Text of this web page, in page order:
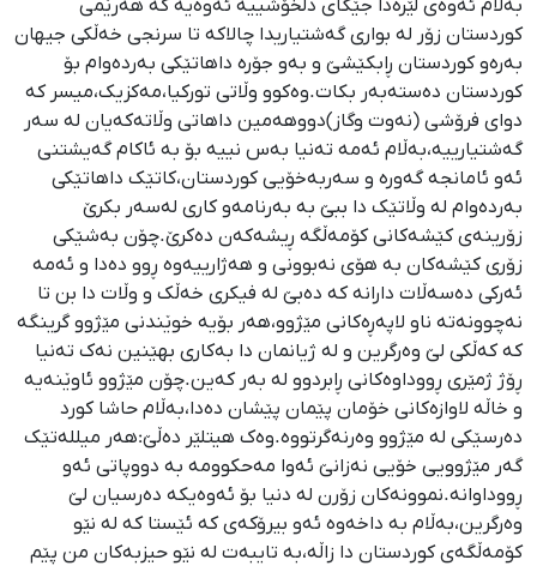
بەڵام ئەوەی لێرەدا جێگای دڵخۆشییە ئەوەیە کە هەرێمی
کوردستان زۆر لە بواری گەشتیاریدا چالاکە تا سرنجی خەڵکی جیهان
بەرەو کوردستان ڕابکێشێ و بەو جۆرە داهاتێکی بەردەوام بۆ
کوردستان دەستەبەر بکات.وەکوو وڵاتی تورکیا،مەکزیک،میسر کە
دوای فرۆشی (نەوت وگاز)دووهەمین داهاتی وڵاتەکەیان لە سەر
گەشتیارییە،بەڵام ئەمە تەنیا بەس نییە بۆ بە ئاکام گەیشتنی
ئەو ئامانجە گەورە و سەربەخۆیی کوردستان،کاتێک داهاتێکی
بەردەوام لە وڵاتێک دا ببێ بە بەرنامەو کاری لەسەر بکرێ
زۆرینەی کێشەکانی کۆمەڵگە ڕیشەکەن دەکرێ.چۆن بەشێکی
زۆری کێشەکان بە هۆی نەبوونی و هەژارییەوە ڕوو دەدا و ئەمە
ئەرکی دەسەڵات دارانە کە دەبێ لە فیکری خەڵک و وڵات دا بن تا
نەچوونەتە ناو لاپەڕەکانی مێژوو،هەر بۆیە خوێندنی مێژوو گرینگە
کە کەڵکی لێ وەرگرین و لە ژیانمان دا بەکاری بهێنین نەک تەنیا
ڕۆژ ژمێری ڕووداوەکانی ڕابردوو لە بەر کەین.چۆن مێژوو ئاوێنەیە
و خاڵە لاوازەکانی خۆمان پێمان پێشان دەدا،بەڵام حاشا کورد
دەرسێکی لە مێژوو وەرنەگرتووە.وەک هیتلێر دەڵێ:هەر میللەتێک
گەر مێژوویی خۆیی نەزانێ ئەوا مەحکوومە بە دووپاتی ئەو
ڕووداوانە.نموونەکان زۆرن لە دنیا بۆ ئەوەیکە دەرسیان لێ
وەرگرین،بەڵام بە داخەوە ئەو بیرۆکەی کە ئێستا کە لە نێو
کۆمەڵگەی کوردستان دا زاڵە،بە تایبەت لە نێو حیزبەکان من پێم